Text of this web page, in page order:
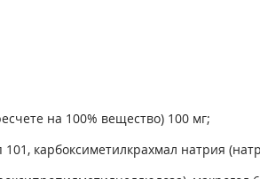
на 100% вещество) 100 мг;
карбоксиметилкрахмал натрия